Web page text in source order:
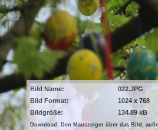
Bild Name:
022.JPG
Bild Format:
1024 x 768
Bildgröße:
134.89 kB
Download: Den Mauszeiger über das Bild,